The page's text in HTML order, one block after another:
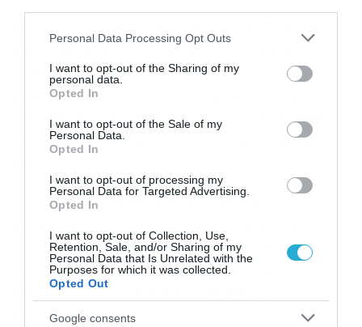
Please note that this website/app uses one or more Google
not limited to your visit or usage behaviour. You may click to
grant or deny consent to Google and its third-party tags to
use your data for below specified purposes in below Google
consent section.
Personal Data Processing Opt Outs
I want to opt-out of the Sharing of my
personal data.
Opted In
I want to opt-out of the Sale of my
Personal Data.
Opted In
I want to opt-out of processing my
Personal Data for Targeted Advertising.
Opted In
I want to opt-out of Collection, Use,
Retention, Sale, and/or Sharing of my
Personal Data that Is Unrelated with the
Purposes for which it was collected.
Opted Out
Google consents
και εσωτερικοί σπουδαστές (σχολείων,
στρατιωτικών και αστυνομικών σχολών,
ειδικών σχολείων κλπ.), νεοσύλλεκτοι,
ιδρύματα χρονίως πασχόντων και μονάδες
φιλοξενίας ηλικιωμένων, καταστήματα
κράτησης .
9. Εργαζόμενοι σε χώρους παροχής
προσωπικό, λοιποί εργαζόμενοι, φοιτητές
επαγγελμάτων υγείας σε κλινική άσκηση)
και σε κέντρα διαμονής προσφύγων-
μεταναστών.